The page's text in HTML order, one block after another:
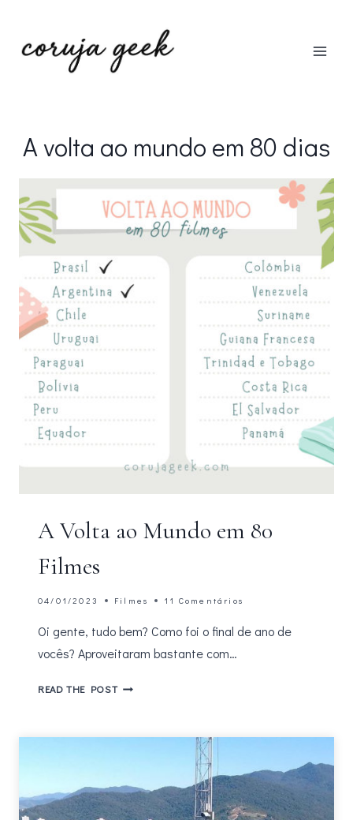
A volta ao mundo em 80 dias
A Volta ao Mundo em 80
Filmes
04/01/2023 Filmes 11 Comentários
Oi gente, tudo bem? Como foi o final de ano de
vocês? Aproveitaram bastante com…
READ THE POSTA
MUNDO
FILMES